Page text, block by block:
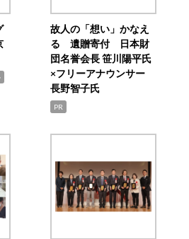
故人の「想い」かなえ
る 遺贈寄付 日本財
団名誉会長 笹川陽平氏
×フリーアナウンサー
長野智子氏
PR